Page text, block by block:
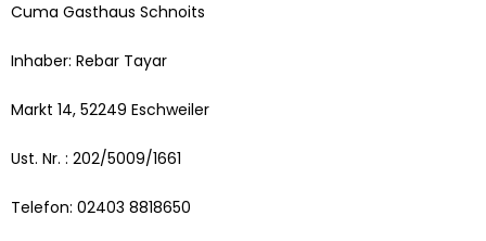
Cuma Gasthaus Schnoits
Inhaber: Rebar Tayar
Markt 14, 52249 Eschweiler
Ust. Nr. : 202/5009/1661
Telefon: 02403 8818650